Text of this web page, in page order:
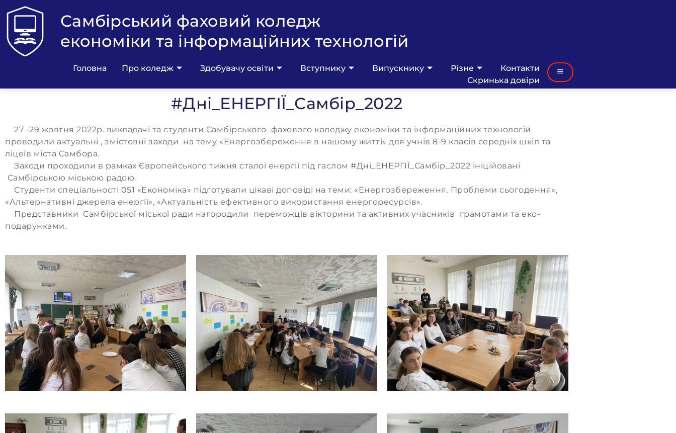
Самбірський фаховий коледж
економіки та інформаційних технологій
Головна Про коледж Здобувачу освіти Вступнику Випускнику Різне
Контакти
Скринька довіри
#Дні_ЕНЕРГІЇ_Самбір_2022
27 -29 жовтня 2022р. викладачі та студенти Самбірського фахового коледжу економіки та інформаційних технологій
проводили актуальні , змістовні заходи на тему «Енергозбереження в нашому житті» для учнів 8-9 класів середніх шкіл та
ліцеїв міста Самбора.
Заходи проходили в рамках Європейського тижня сталої енергії під гаслом #Дні_ЕНЕРГІЇ_Самбір_2022 ініційовані
Самбірською міською радою.
Студенти спеціальності 051 «Економіка» підготували цікаві доповіді на теми: «Енергозбереження. Проблеми сьогодення»,
«Альтернативні джерела енергії», «Актуальність ефективного використання енергоресурсів».
Представники Самбірської міської ради нагородили переможців вікторини та активних учасників грамотами та еко-
подарунками.